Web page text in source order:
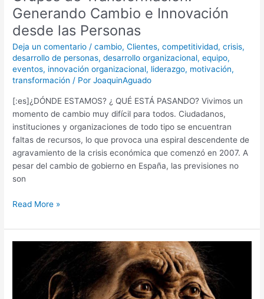
Generando Cambio e Innovación
desde las Personas
Deja un comentario /cambio,Clientes,competitividad,crisis,
desarrollo de personas,desarrollo organizacional,equipo,
eventos, innovación organizacional, liderazgo, motivación,
transformación / PorJoaquinAguado
[:es]¿DÓNDE ESTAMOS? ¿ QUÉ ESTÁ PASANDO? Vivimos un
momento de cambio muy difícil para todos. Ciudadanos,
instituciones y organizaciones de todo tipo se encuentran
faltas de recursos, lo que provoca una espiral descendente de
agravamiento de la crisis económica que comenzó en 2007. A
pesar del cambio de gobierno en España, las previsiones no
son
Read More »
«hispano»